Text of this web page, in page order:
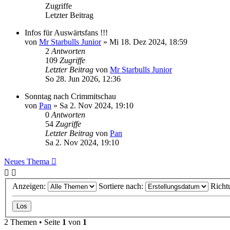
Zugriffe
Letzter Beitrag
Infos für Auswärtsfans !!!
von Mr Starbulls Junior» Mi 18. Dez 2024, 18:59
2 Antworten
109 Zugriffe
Letzter Beitrag von Mr Starbulls Junior
So 28. Jun 2026, 12:36
Sonntag nach Crimmitschau
von Pan » Sa 2. Nov 2024, 19:10
0 Antworten
54 Zugriffe
Letzter Beitrag von Pan
Sa 2. Nov 2024, 19:10
Neues Thema
Anzeigen: Sortiere nach:
2 Themen • Seite 1 von 1